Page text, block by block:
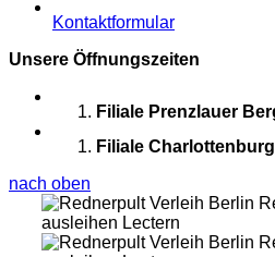
Kontaktformular
Unsere Öffnungszeiten
Filiale Prenzlauer
Filiale Charlottenburg
nach oben